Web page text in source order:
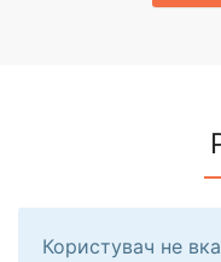
Користувач не